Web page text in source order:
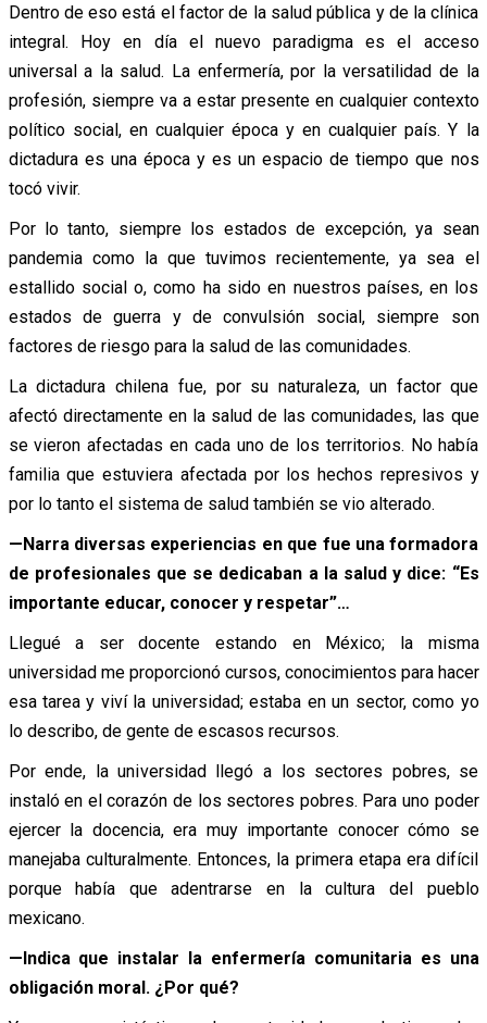
Dentro de eso está el factor de la salud pública y de la clínica
integral. Hoy en día el nuevo paradigma es el acceso
universal a la salud. La enfermería, por la versatilidad de la
profesión, siempre va a estar presente en cualquier contexto
político social, en cualquier época y en cualquier país. Y la
dictadura es una época y es un espacio de tiempo que nos
tocó vivir.
Por lo tanto, siempre los estados de excepción, ya sean
pandemia como la que tuvimos recientemente, ya sea el
estallido social o, como ha sido en nuestros países, en los
estados de guerra y de convulsión social, siempre son
factores de riesgo para la salud de las comunidades.
La dictadura chilena fue, por su naturaleza, un factor que
afectó directamente en la salud de las comunidades, las que
se vieron afectadas en cada uno de los territorios. No había
familia que estuviera afectada por los hechos represivos y
por lo tanto el sistema de salud también se vio alterado.
—Narra diversas experiencias en que fue una formadora
de profesionales que se dedicaban a la salud y dice: “Es
importante educar, conocer y respetar”…
Llegué a ser docente estando en México; la misma
universidad me proporcionó cursos, conocimientos para hacer
esa tarea y viví la universidad; estaba en un sector, como yo
lo describo, de gente de escasos recursos.
Por ende, la universidad llegó a los sectores pobres, se
instaló en el corazón de los sectores pobres. Para uno poder
ejercer la docencia, era muy importante conocer cómo se
manejaba culturalmente. Entonces, la primera etapa era difícil
porque había que adentrarse en la cultura del pueblo
mexicano.
—Indica que instalar la enfermería comunitaria es una
obligación moral. ¿Por qué?